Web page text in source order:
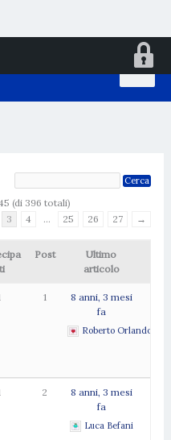
(di 396 totali)
3 4 … 25 26 27 →
Post
Ultimo
articolo
1
8 anni, 3 mesi
fa
Roberto Orlando
2
8 anni, 3 mesi
fa
Luca Befani